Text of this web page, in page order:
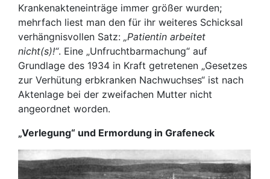
Krankenakteneinträge immer größer wurden;
mehrfach liest man den für ihr weiteres Schicksal
verhängnisvollen Satz: „Patientin arbeitet
nicht(s)!“. Eine „Unfruchtbarmachung“ auf
Grundlage des 1934 in Kraft getretenen „Gesetzes
zur Verhütung erbkranken Nachwuchses“ ist nach
Aktenlage bei der zweifachen Mutter nicht
angeordnet worden.
„Verlegung“ und Ermordung in Grafeneck